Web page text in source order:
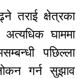
तराई क्षेत्रका
अत्यधिक घाममा
पछिल्ला
गर्न सुझाव